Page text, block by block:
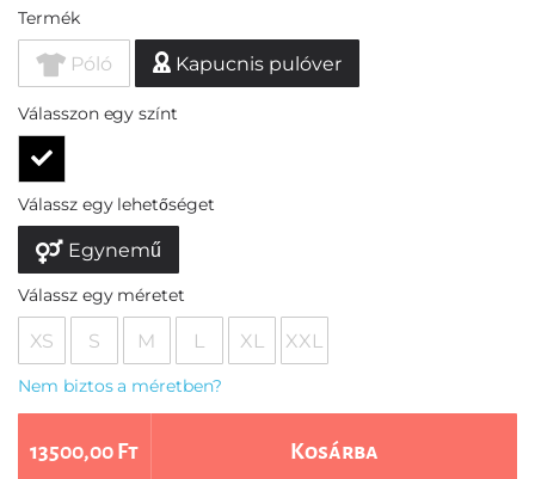
Termék
Póló Kapucnis pulóver
Válasszon egy színt
Válassz egy lehetőséget
Egynemű
Válassz egy méretet
XS S M L XL XXL
Nem biztos a méretben?
13500,00 Ft Kosárba